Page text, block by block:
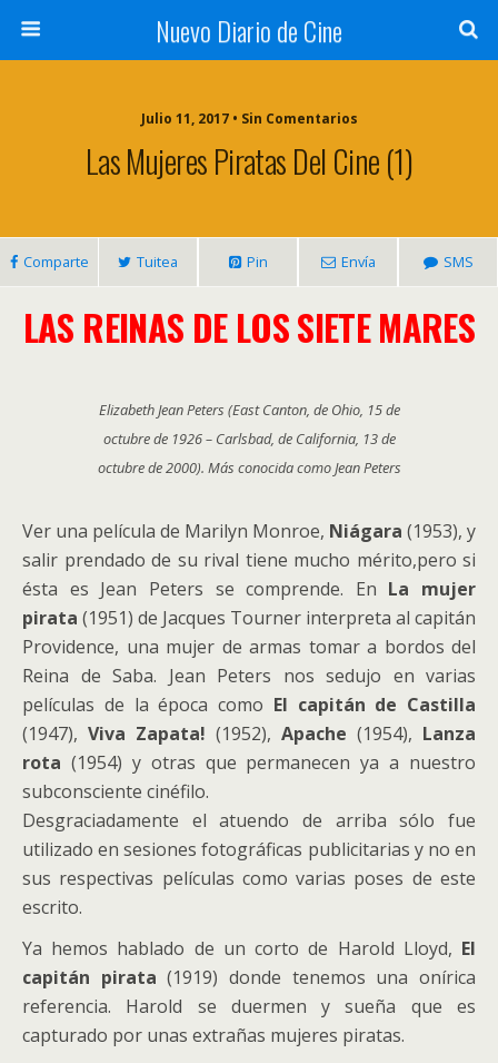
Nuevo Diario de Cine
Julio 11, 2017 • Sin Comentarios
Las Mujeres Piratas Del Cine (1)
Comparte Tuitea Pin Envía SMS
LAS REINAS DE LOS SIETE MARES
Elizabeth Jean Peters (East Canton, de Ohio, 15 de
octubre de 1926 – Carlsbad, de California, 13 de
octubre de 2000). Más conocida como Jean Peters
Ver una película de Marilyn Monroe, Niágara (1953), y
salir prendado de su rival tiene mucho mérito,pero si
ésta es Jean Peters se comprende. En La mujer
pirata (1951) de Jacques Tourner interpreta al capitán
Providence, una mujer de armas tomar a bordos del
Reina de Saba. Jean Peters nos sedujo en varias
películas de la época como El capitán de Castilla
(1947), Viva Zapata! (1952), Apache (1954), Lanza
rota (1954) y otras que permanecen ya a nuestro
subconsciente cinéfilo.
Desgraciadamente el atuendo de arriba sólo fue
utilizado en sesiones fotográficas publicitarias y no en
sus respectivas películas como varias poses de este
escrito.
Ya hemos hablado de un corto de Harold Lloyd, El
capitán pirata (1919) donde tenemos una onírica
referencia. Harold se duermen y sueña que es
capturado por unas extrañas mujeres piratas.